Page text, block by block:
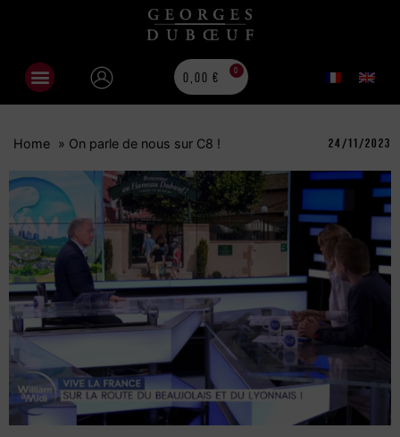
0,00€ 0
Home » On parle de nous sur C8 ! 24/11/2023